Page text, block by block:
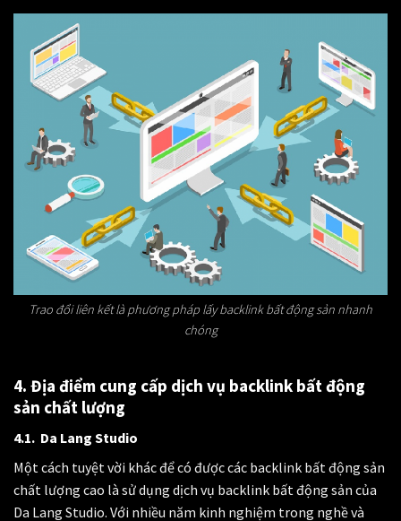
Trao đổi liên kết là phương pháp lấy backlink bất động sản nhanh
chóng
4. Địa điểm cung cấp dịch vụ backlink bất động
sản chất lượng
4.1. Da Lang Studio
Một cách tuyệt vời khác để có được các backlink bất động sản
chất lượng cao là sử dụng dịch vụ backlink bất động sản của
Da Lang Studio. Với nhiều năm kinh nghiệm trong nghề và